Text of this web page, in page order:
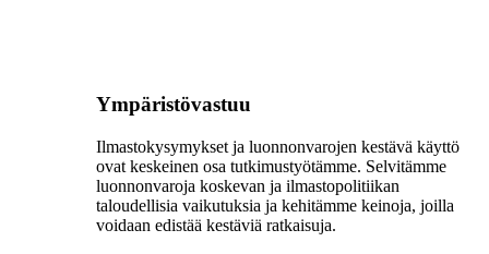
Ympäristövastuu
Ilmastokysymykset ja luonnonvarojen kestävä käyttö
ovat keskeinen osa tutkimustyötämme. Selvitämme
luonnonvaroja koskevan ja ilmastopolitiikan
taloudellisia vaikutuksia ja kehitämme keinoja, joilla
voidaan edistää kestäviä ratkaisuja.